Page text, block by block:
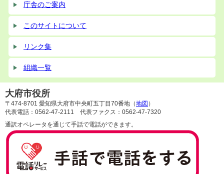
庁舎のご案内
このサイトについて
リンク集
組織一覧
大府市役所
〒474-8701 愛知県大府市中央町五丁目70番地（地図 ）
代表電話：0562-47-2111 代表ファクス：0562-47-7320
通訳オペレータを通じて手話で電話ができます。